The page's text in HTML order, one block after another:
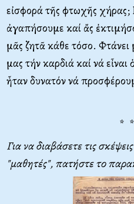
εἰσφορά τῆς φτωχῆς χήρας;
ἀγαπήσουμε καί ἄς
μᾶς ζητᾶ κάθε τόσο. Φτάνει
μας τήν καρδιά καί νά
ἦταν δυνατόν νά
*
Για να διαβάσετε τις
"μαθητές", πατήστε το